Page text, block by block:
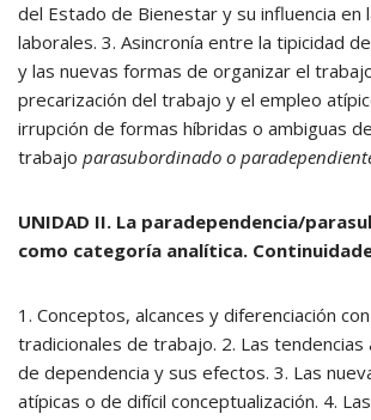
del Estado de Bienestar y su influencia en
laborales. 3. Asincronía entre la tipicidad
y las nuevas formas de organizar el
precarización del trabajo y el empleo
irrupción de formas híbridas o ambiguas
trabajo parasubordinado o
UNIDAD II. La paradependencia/
como categoría analítica.
1. Conceptos, alcances y diferenciación
tradicionales de trabajo. 2. Las tendencias
de dependencia y sus efectos. 3. Las
atípicas o de difícil conceptualización. 4.